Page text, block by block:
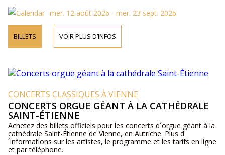
mer. 12 août 2026 - mer. 23 sept. 2026
BILLETS VOIR PLUS D’INFOS
CONCERTS CLASSIQUES À VIENNE
CONCERTS ORGUE GÉANT À LA CATHÉDRALE
SAINT-ÉTIENNE
Achetez des billets officiels pour les concerts d´orgue géant à la
cathédrale Saint-Étienne de Vienne, en Autriche. Plus d
´informations sur les artistes, le programme et les tarifs en ligne
et par téléphone.